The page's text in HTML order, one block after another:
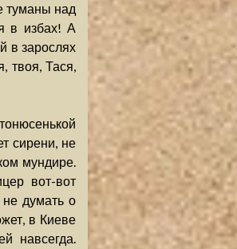
туманы над
в избах! А
в зарослях
твоя, Тася,
сирени, не
мундире.
вот-вот
не думать о
в Киеве
навсегда.